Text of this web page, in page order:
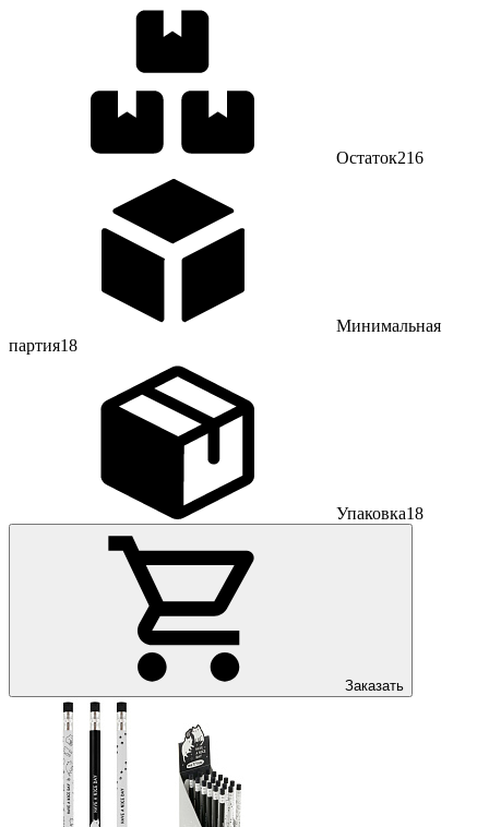
Остаток216
Минимальная
партия18
Упаковка18
Заказать